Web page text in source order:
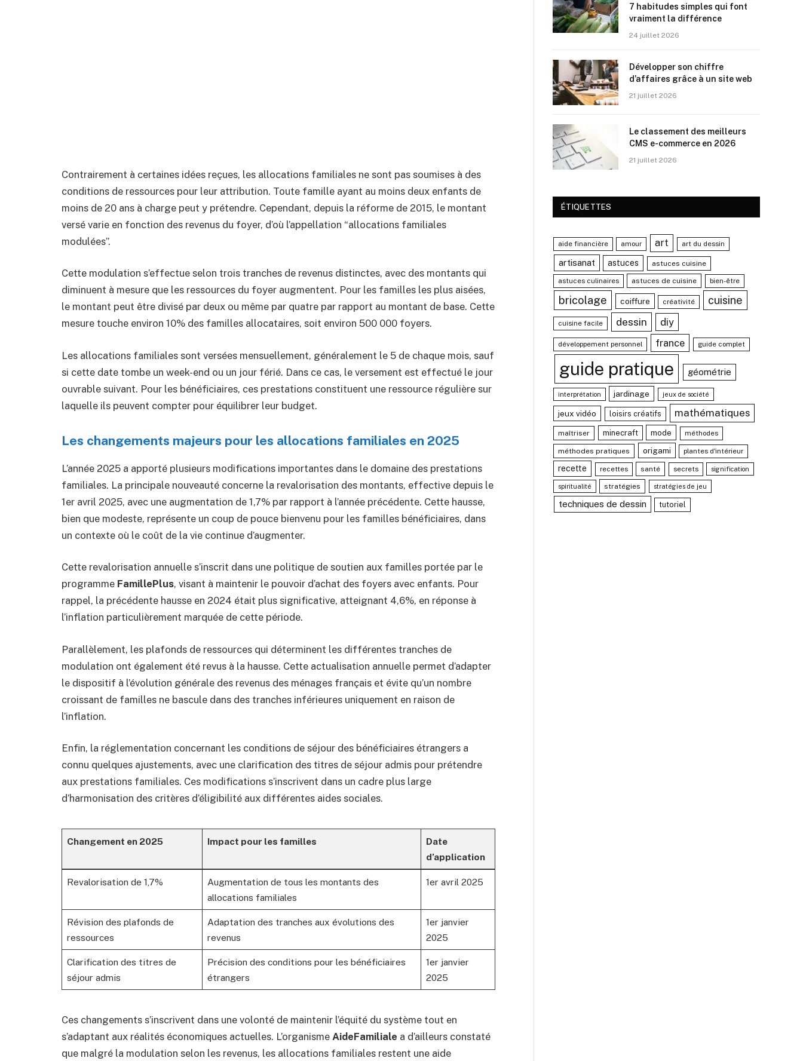
Contrairement à certaines idées reçues, les allocations familiales ne sont pas soumises à des
conditions de ressources pour leur attribution. Toute famille ayant au moins deux enfants de
moins de 20 ans à charge peut y prétendre. Cependant, depuis la réforme de 2015, le montant
versé varie en fonction des revenus du foyer, d’où l’appellation “allocations familiales
modulées”.
Cette modulation s’effectue selon trois tranches de revenus distinctes, avec des montants qui
diminuent à mesure que les ressources du foyer augmentent. Pour les familles les plus aisées,
le montant peut être divisé par deux ou même par quatre par rapport au montant de base. Cette
mesure touche environ 10% des familles allocataires, soit environ 500 000 foyers.
Les allocations familiales sont versées mensuellement, généralement le 5 de chaque mois, sauf
si cette date tombe un week-end ou un jour férié. Dans ce cas, le versement est effectué le jour
ouvrable suivant. Pour les bénéficiaires, ces prestations constituent une ressource régulière sur
laquelle ils peuvent compter pour équilibrer leur budget.
Les changements majeurs pour les allocations familiales en 2025
L’année 2025 a apporté plusieurs modifications importantes dans le domaine des prestations
familiales. La principale nouveauté concerne la revalorisation des montants, effective depuis le
1er avril 2025, avec une augmentation de 1,7% par rapport à l’année précédente. Cette hausse,
bien que modeste, représente un coup de pouce bienvenu pour les familles bénéficiaires, dans
un contexte où le coût de la vie continue d’augmenter.
Cette revalorisation annuelle s’inscrit dans une politique de soutien aux familles portée par le
programme FamillePlus, visant à maintenir le pouvoir d’achat des foyers avec enfants. Pour
rappel, la précédente hausse en 2024 était plus significative, atteignant 4,6%, en réponse à
l’inflation particulièrement marquée de cette période.
Parallèlement, les plafonds de ressources qui déterminent les différentes tranches de
modulation ont également été revus à la hausse. Cette actualisation annuelle permet d’adapter
le dispositif à l’évolution générale des revenus des ménages français et évite qu’un nombre
croissant de familles ne bascule dans des tranches inférieures uniquement en raison de
l’inflation.
Enfin, la réglementation concernant les conditions de séjour des bénéficiaires étrangers a
connu quelques ajustements, avec une clarification des titres de séjour admis pour prétendre
aux prestations familiales. Ces modifications s’inscrivent dans un cadre plus large
d’harmonisation des critères d’éligibilité aux différentes aides sociales.
Changement en 2025 Impact pour les familles
Date
d’application
Revalorisation de 1,7%
Augmentation de tous les montants des
allocations familiales
1er avril 2025
Révision des plafonds de
ressources
Adaptation des tranches aux évolutions des
revenus
1er janvier
2025
Clarification des titres de
séjour admis
Précision des conditions pour les bénéficiaires
étrangers
1er janvier
2025
Ces changements s’inscrivent dans une volonté de maintenir l’équité du système tout en
s’adaptant aux réalités économiques actuelles. L’organisme AideFamiliale a d’ailleurs constaté
que malgré la modulation selon les revenus, les allocations familiales restent une aide
7 habitudes simples qui font
vraiment la différence
24 juillet 2026
Développer son chiffre
d’affaires grâce à un site web
21 juillet 2026
Le classement des meilleurs
CMS e-commerce en 2026
21 juillet 2026
ÉTIQUETTES
aide financière amour art art du dessin
artisanat astuces astuces cuisine
astuces culinaires astuces de cuisine bien-être
bricolage coiffure créativité cuisine
cuisine facile dessin diy
développement personnel france guide complet
guide pratique géométrie
interprétation jardinage jeux de société
jeux vidéo loisirs créatifs mathématiques
maîtriser minecraft mode méthodes
méthodes pratiques origami plantes d'intérieur
recette recettes santé secrets signification
spiritualité stratégies stratégies de jeu
techniques de dessin tutoriel